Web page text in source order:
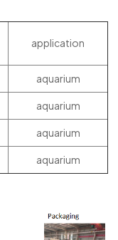
application
aquarium
aquarium
aquarium
aquarium